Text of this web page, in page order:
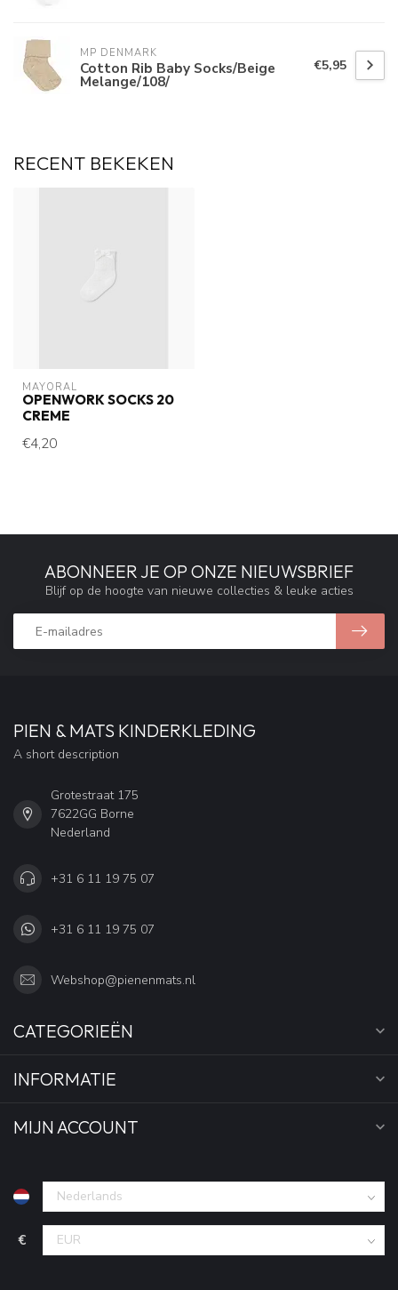
MP DENMARK
Cotton Rib Baby Socks/Beige
Melange/108/
€5,95
RECENT BEKEKEN
MAYORAL
OPENWORK SOCKS 20
CREME
€4,20
ABONNEER JE OP ONZE NIEUWSBRIEF
Blijf op de hoogte van nieuwe collecties & leuke acties
PIEN & MATS KINDERKLEDING
A short description
Grotestraat 175
7622GG Borne
Nederland
+31 6 11 19 75 07
+31 6 11 19 75 07
Webshop@pienenmats.nl
CATEGORIEËN
INFORMATIE
MIJN ACCOUNT
€